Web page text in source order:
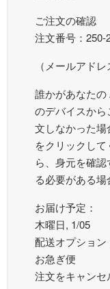
ご注文の確認
注文番号：250-
（メールアド
誰かがあなた
のデバイスか
文しなかった場
をクリックし
ら、身元を確
る必要がある場
お届け予定：
木曜日, 1/05
配送オプション
お急ぎ便
注文をキャンセ